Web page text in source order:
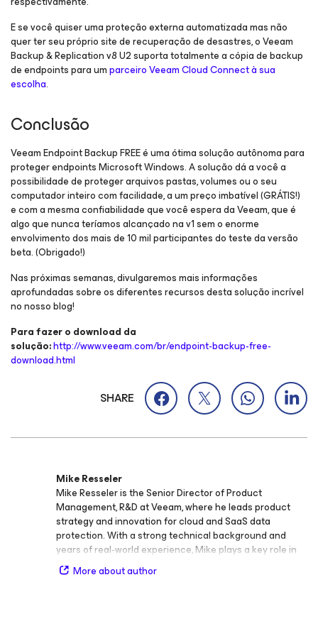
E se você quiser uma proteção externa automatizada mas não
quer ter seu próprio site de recuperação de desastres, o Veeam
Backup & Replication v8 U2 suporta totalmente a cópia de backup
de endpoints para umparceiro Veeam Cloud Connect à sua
escolha.
Conclusão
Veeam Endpoint Backup FREE é uma ótima solução autônoma para
proteger endpoints Microsoft Windows. A solução dá a você a
possibilidade de proteger arquivos pastas, volumes ou o seu
computador inteiro com facilidade, a um preço imbatível (GRÁTIS!)
e com a mesma confiabilidade que você espera da Veeam, que é
algo que nunca teríamos alcançado na v1 sem o enorme
envolvimento dos mais de 10 mil participantes do teste da versão
beta. (Obrigado!)
Nas próximas semanas, divulgaremos mais informações
aprofundadas sobre os diferentes recursos desta solução incrível
no nosso blog!
Para fazer o download da
solução:http://www.veeam.com/br/endpoint-backup-free-
download.html
SHARE
Mike Resseler
Mike Resseler is the Senior Director of Product
Management, R&D at Veeam, where he leads product
strategy and innovation for cloud and SaaS data
protection. With a strong technical background and
years of real‑world experience, Mike plays a key role in
shaping Veeam’s product direction and ensuring that
customers can confidently protect their data across
More about author